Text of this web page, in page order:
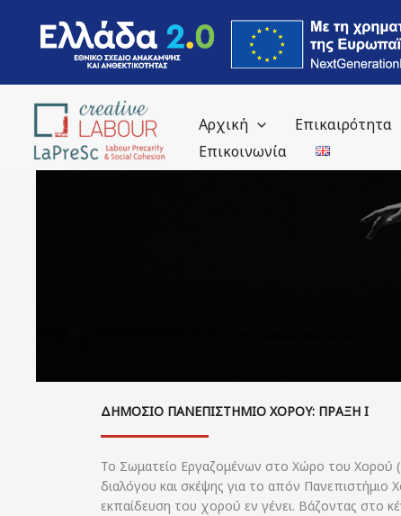
περιεχόμενο
Αρχική Επικαιρότητα
Επικοινωνία
ΔΗΜΟΣΙΟ ΠΑΝΕΠΙΣΤΗΜΙΟ ΧΟΡΟΥ: ΠΡΑΞΗ Ι
Το Σωματείο Εργαζομένων στο Χώρο του Χορού
διαλόγου και σκέψης για το απόν
εκπαίδευση του χορού εν γένει. Βάζοντας στο